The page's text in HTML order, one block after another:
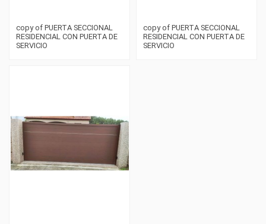
copy of PUERTA SECCIONAL
RESIDENCIAL CON PUERTA DE
SERVICIO
copy of PUERTA SECCIONAL
RESIDENCIAL CON PUERTA DE
SERVICIO